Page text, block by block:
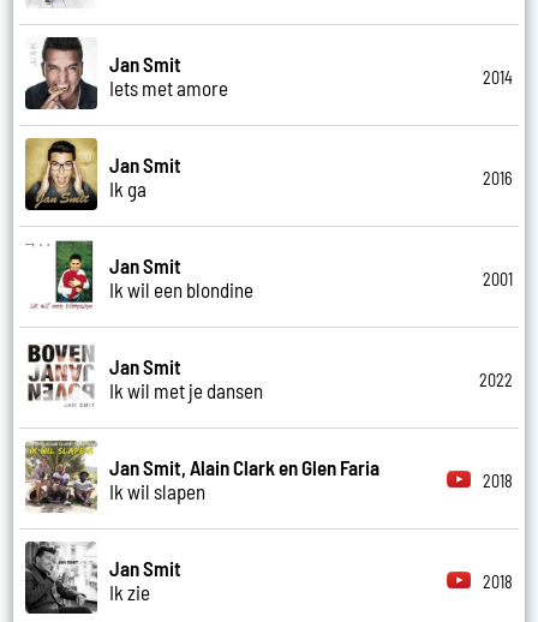
Jan Smit
Iets met amore
2014
Jan Smit
Ik ga
2016
Jan Smit
Ik wil een blondine
2001
Jan Smit
Ik wil met je dansen
2022
Jan Smit, Alain Clark en Glen Faria
Ik wil slapen
2018
Jan Smit
Ik zie
2018